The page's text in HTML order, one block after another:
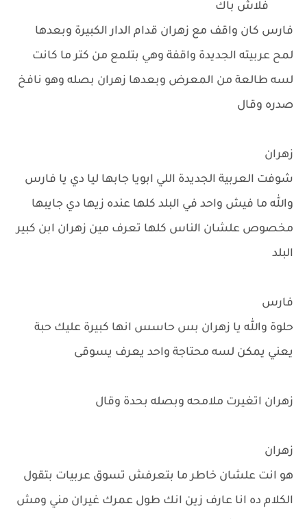
فلاش باك
فارس كان واقف مع زهران قدام الدار الكبيرة وبعدها
لمح عربيته الجديدة واقفة وهي بتلمع من كتر ما كانت
لسه طالعة من المعرض وبعدها زهران بصله وهو نافخ
صدره وقال
زهران
شوفت العربية الجديدة اللي ابويا جابها ليا دي يا فارس
والله ما فيش واحد في البلد كلها عنده زيها دي جايبها
مخصوص علشان الناس كلها تعرف مين زهران ابن كبير
البلد
فارس
حلوة والله يا زهران بس حاسس انها كبيرة عليك حبة
يعني يمكن لسه محتاجة واحد يعرف يسوقى
زهران اتغيرت ملامحه وبصله بحدة وقال
زهران
هو انت علشان خاطر ما بتعرفش تسوق عربيات بتقول
الكلام ده انا عارف زين انك طول عمرك غيران مني ومش